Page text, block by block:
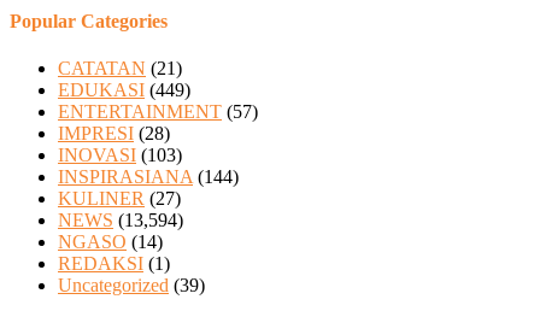
Popular Categories
CATATAN (21)
EDUKASI (449)
ENTERTAINMENT (57)
IMPRESI (28)
INOVASI (103)
INSPIRASIANA (144)
KULINER (27)
NEWS (13,594)
NGASO (14)
REDAKSI (1)
Uncategorized (39)